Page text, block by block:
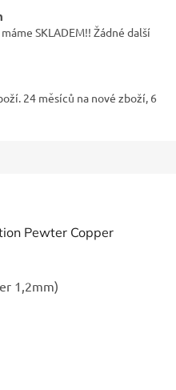
SKLADEM!! Žádné další
24 měsíců na nové zboží, 6
Pewter Copper
1,2mm)